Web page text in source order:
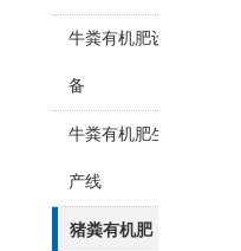
牛粪有机肥设
备
牛粪有机肥生
产线
猪粪有机肥